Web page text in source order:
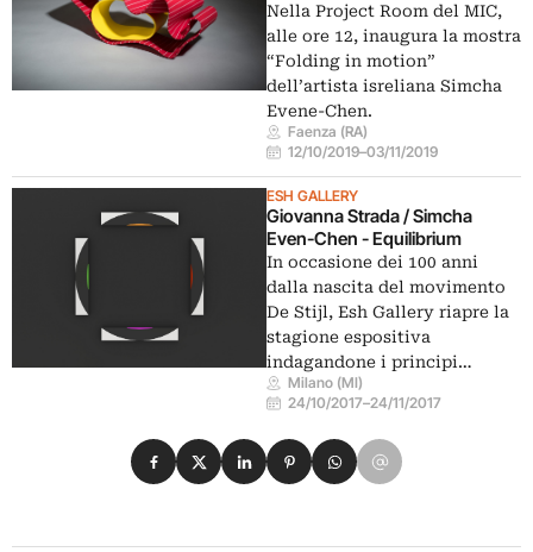
Nella Project Room del MIC,
alle ore 12, inaugura la mostra
“Folding in motion”
dell’artista isreliana Simcha
Evene-Chen.
Faenza (RA)
12/10/2019–03/11/2019
ESH GALLERY
Giovanna Strada / Simcha
Even-Chen - Equilibrium
In occasione dei 100 anni
dalla nascita del movimento
De Stijl, Esh Gallery riapre la
stagione espositiva
indagandone i principi…
Milano (MI)
24/10/2017–24/11/2017
Condividi su Facebook
Condividi su X
Condividi su LinkedIn
Condividi su Pinterest
Condividi su WhatsApp
Condividi su Email